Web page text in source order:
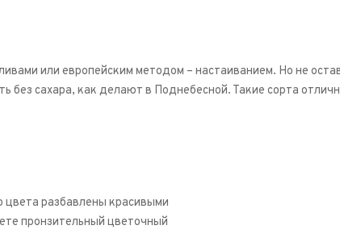
или европейским методом – настаиванием. Но не
без сахара, как делают в Поднебесной. Такие сорта
разбавлены красивыми
пронзительный цветочный